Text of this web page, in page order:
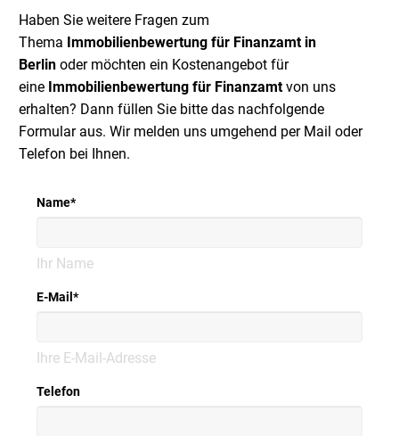
Haben Sie weitere Fragen zum
Thema Immobilienbewertung für Finanzamt in
Berlin oder möchten ein Kostenangebot für
eine Immobilienbewertung für Finanzamtvon uns
erhalten? Dann füllen Sie bitte das nachfolgende
Formular aus. Wir melden uns umgehend per Mail oder
Telefon bei Ihnen.
Name*
Ihr Name
E-Mail *
Ihre E-Mail-Adresse
Telefon